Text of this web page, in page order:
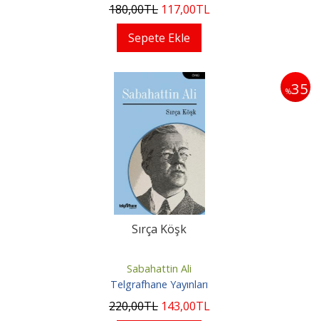
180,00TL 117,00TL
Sepete Ekle
%35
Sırça Köşk
Sabahattin Ali
Telgrafhane Yayınları
220,00TL 143,00TL